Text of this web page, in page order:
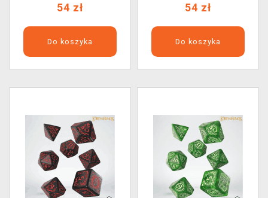
54 zł
Do koszyka
54 zł
Do koszyka